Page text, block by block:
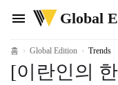
menu
위
키
리
Global
홈 Global Edition Trends
[이란인의